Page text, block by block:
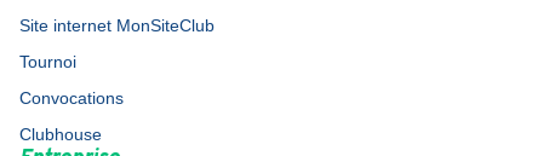
Site internet MonSiteClub
Tournoi
Convocations
Clubhouse